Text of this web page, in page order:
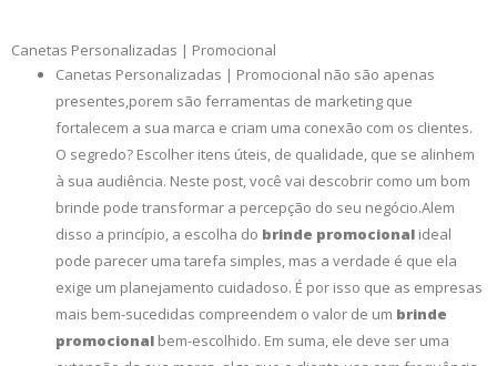
Canetas Personalizadas | Promocional
Canetas Personalizadas | Promocional não são apenas
presentes,porem são ferramentas de marketing que
fortalecem a sua marca e criam uma conexão com os clientes.
O segredo? Escolher itens úteis, de qualidade, que se alinhem
à sua audiência. Neste post, você vai descobrir como um bom
brinde pode transformar a percepção do seu negócio.Alem
disso a princípio, a escolha do brinde promocional ideal
pode parecer uma tarefa simples, mas a verdade é que ela
exige um planejamento cuidadoso. É por isso que as empresas
mais bem-sucedidas compreendem o valor de um brinde
promocional bem-escolhido. Em suma, ele deve ser uma